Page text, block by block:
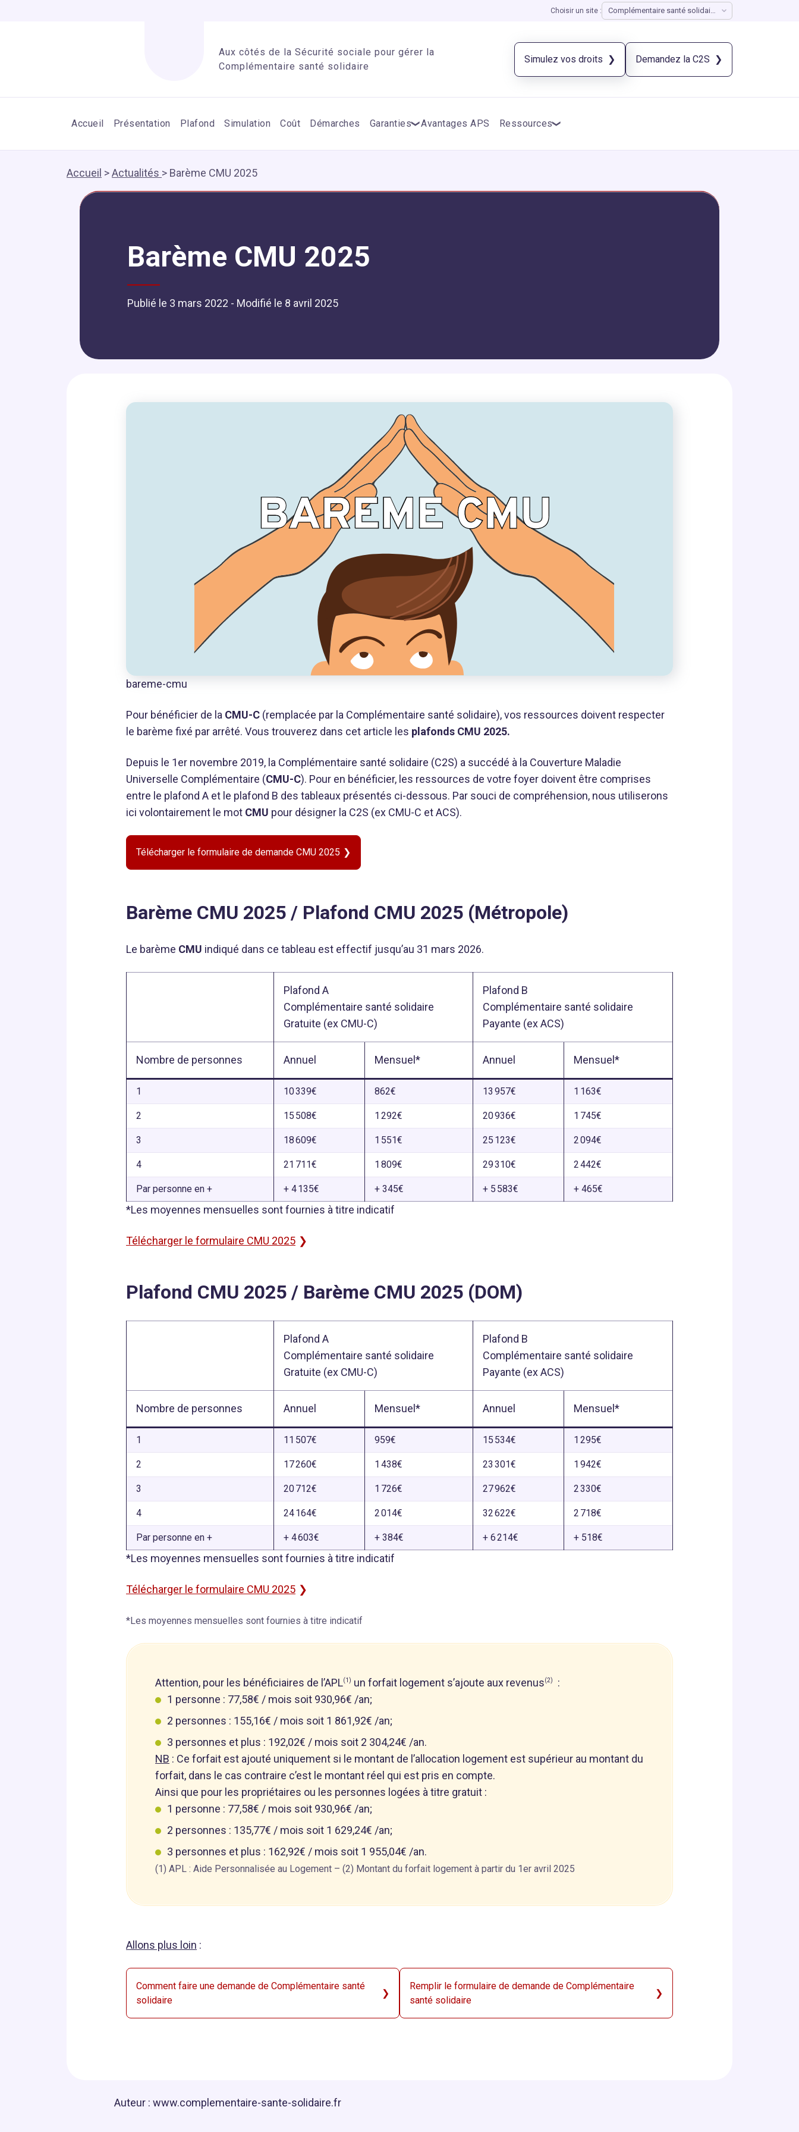
Choisir un site :
Aux côtés de la Sécurité sociale pour gérer la
Complémentaire santé solidaire
Simulez vos droits Demandez la C2S
Accueil Présentation Plafond Simulation Coût Démarches Garanties Avantages APS Ressources
Accueil >Actualités > Barème CMU 2025
Barème CMU 2025
Publié le 3 mars 2022 - Modifié le 8 avril 2025
bareme-cmu
Pour bénéficier de la CMU-C (remplacée par la Complémentaire santé solidaire), vos ressources doivent respecter
le barème fixé par arrêté. Vous trouverez dans cet article les plafonds CMU 2025.
Depuis le 1er novembre 2019, la Complémentaire santé solidaire (C2S) a succédé à la Couverture Maladie
Universelle Complémentaire (CMU-C). Pour en bénéficier, les ressources de votre foyer doivent être comprises
entre le plafond A et le plafond B des tableaux présentés ci-dessous. Par souci de compréhension, nous utiliserons
ici volontairement le mot CMU pour désigner la C2S (ex CMU-C et ACS).
Télécharger le formulaire de demande CMU 2025
Barème CMU 2025 / Plafond CMU 2025 (Métropole)
Le barème CMU indiqué dans ce tableau est effectif jusqu’au 31 mars 2026.
Plafond A
Complémentaire santé solidaire
Gratuite (ex CMU-C)
Plafond B
Complémentaire santé solidaire
Payante (ex ACS)
Nombre de personnes Annuel Mensuel* Annuel Mensuel*
1 10 339€ 862€ 13 957€ 1 163€
2 15 508€ 1 292€ 20 936€ 1 745€
3 18 609€ 1 551€ 25 123€ 2 094€
4 21 711€ 1 809€ 29 310€ 2 442€
Par personne en + + 4 135€ + 345€ + 5 583€ + 465€
*Les moyennes mensuelles sont fournies à titre indicatif
Télécharger le formulaire CMU 2025
Plafond CMU 2025 / Barème CMU 2025 (DOM)
Plafond A
Complémentaire santé solidaire
Gratuite (ex CMU-C)
Plafond B
Complémentaire santé solidaire
Payante (ex ACS)
Nombre de personnes Annuel Mensuel* Annuel Mensuel*
1 11 507€ 959€ 15 534€ 1 295€
2 17 260€ 1 438€ 23 301€ 1 942€
3 20 712€ 1 726€ 27 962€ 2 330€
4 24 164€ 2 014€ 32 622€ 2 718€
Par personne en + + 4 603€ + 384€ + 6 214€ + 518€
*Les moyennes mensuelles sont fournies à titre indicatif
Télécharger le formulaire CMU 2025
*Les moyennes mensuelles sont fournies à titre indicatif
Attention, pour les bénéficiaires de l’APL(1) un forfait logement s’ajoute aux revenus(2)
:
1 personne : 77,58€ / mois soit 930,96€ /an;
2 personnes : 155,16€ / mois soit 1 861,92€ /an;
3 personnes et plus : 192,02€ / mois soit 2 304,24€ /an.
NB : Ce forfait est ajouté uniquement si le montant de l’allocation logement est supérieur au montant du
forfait, dans le cas contraire c’est le montant réel qui est pris en compte.
Ainsi que pour les propriétaires ou les personnes logées à titre gratuit :
1 personne : 77,58€ / mois soit 930,96€ /an;
2 personnes : 135,77€ / mois soit 1 629,24€ /an;
3 personnes et plus : 162,92€ / mois soit 1 955,04€ /an.
(1) APL : Aide Personnalisée au Logement – (2) Montant du forfait logement à partir du 1er avril 2025
Allons plus loin :
Comment faire une demande de Complémentaire santé
solidaire
Remplir le formulaire de demande de Complémentaire
santé solidaire
Auteur : www.complementaire-sante-solidaire.fr